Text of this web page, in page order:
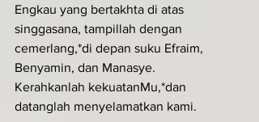
Engkau yang bertakhta di atas
singgasana, tampillah dengan
cemerlang,*di depan suku Efraim,
Benyamin, dan Manasye.
Kerahkanlah kekuatanMu,*dan
datanglah menyelamatkan kami.